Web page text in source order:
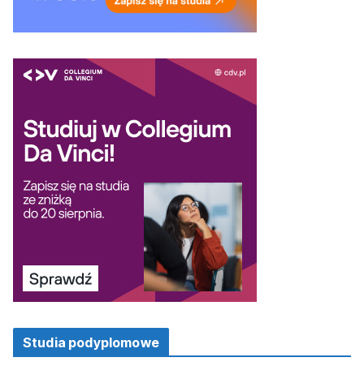
Studia podyplomowe